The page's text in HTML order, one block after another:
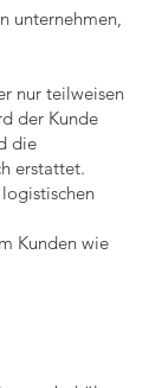
unternehmen,
nur teilweisen
der Kunde
die
erstattet.
Kunden wie